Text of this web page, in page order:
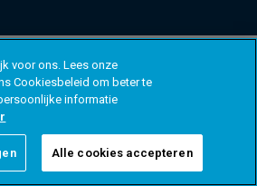
voor ons. Lees onze
Cookiesbeleid om beter te
informatie
Alle cookies accepteren